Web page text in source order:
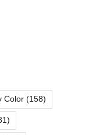
Color (158)